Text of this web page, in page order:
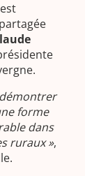
démontrer
forme
dans
ruraux »,